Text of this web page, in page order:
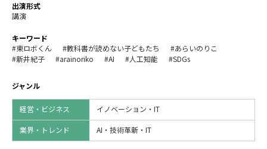
出演形式
講演
キーワード
#東ロボくん
#教科書が読めない子どもたち
#あらいのりこ
#新井紀子
#arainoriko #AI #人工知能 #SDGs
ジャンル
経営・ビジネス イノベーション・IT
業界・トレンド AI・技術革新・IT